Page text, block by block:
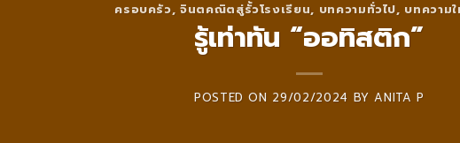
ครอบครัว,จินตคณิตสู่รั้วโรงเรียน, บทความทั่วไป, บทความ
รู้เท่าทัน “ออทิสติก”
POSTED ON 29/02/2024 BYANITA P